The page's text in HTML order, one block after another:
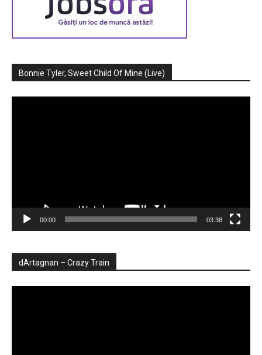
Bonnie Tyler, Sweet Child Of Mine (Live)
00:00 03:38
dArtagnan – Crazy Train